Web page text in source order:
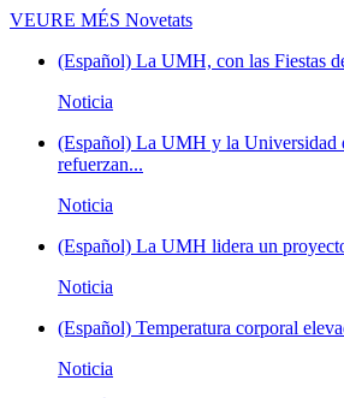
VEURE MÉS Novetats
(Español) La UMH, con las Fiestas
Noticia
(Español) La UMH y la Universidad
refuerzan...
Noticia
(Español) La UMH lidera un
Noticia
(Español) Temperatura corporal
Noticia